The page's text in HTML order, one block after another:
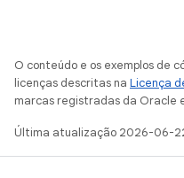
O conteúdo e os exemplos de
licenças descritas na Licença
marcas registradas da Oracle
Última atualização 2026-06-